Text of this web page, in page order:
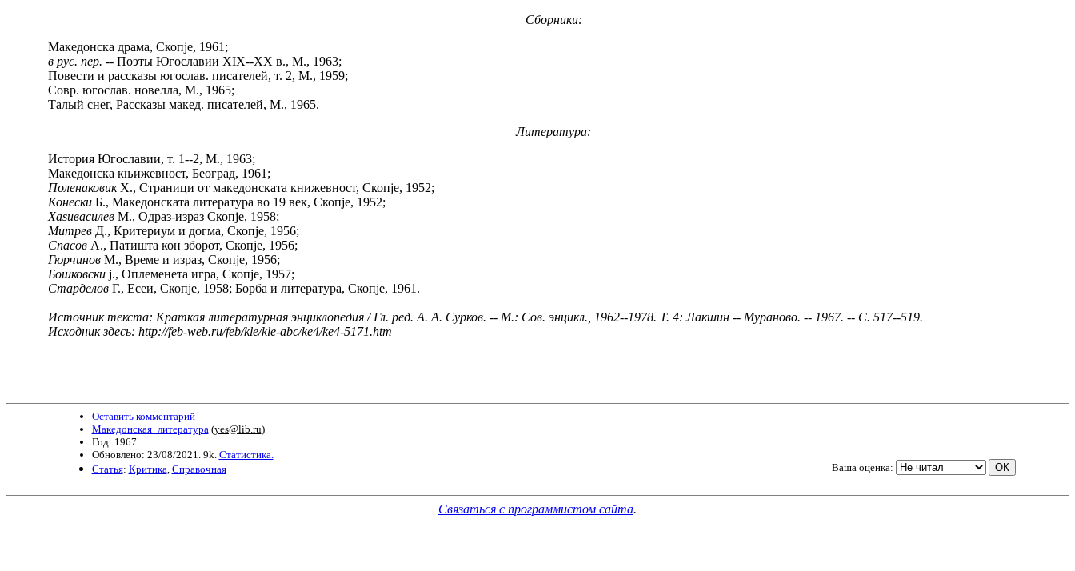
Сборники:
Македонска драма, Скопје, 1961;
в рус. пер. -- Поэты Югославии XIX--XX в., М., 1963;
Повести и рассказы югослав. писателей, т. 2, М., 1959;
Совр. югослав. новелла, М., 1965;
Талый снег, Рассказы макед. писателей, М., 1965.
Литература:
История Югославии, т. 1--2, М., 1963;
Македонска књижевност, Београд, 1961;
ПоленаковикХ., Страници от македонската книжевност, Скопје, 1952;
Конески Б., Македонската литература во 19 век, Скопје, 1952;
Хаsивасилев М., Одраз-израз Скопје, 1958;
Митрев Д., Критериум и догма, Скопје, 1956;
Спасов А., Патишта кон зборот, Скопје, 1956;
Гюрчинов М., Време и израз, Скопје, 1956;
Бошковски ј., Оплеменета игра, Скопје, 1957;
Старделов Г., Есеи, Скопје, 1958; Борба и литература, Скопје, 1961.
Источник текста: Краткая литературная энциклопедия / Гл. ред. А. А. Сурков. -- М.: Сов. энцикл., 1962--1978. Т. 4: Лакшин -- Мураново. -- 1967. -- С. 517--519.
Исходник здесь: http://feb-web.ru/feb/kle/kle-abc/ke4/ke4-5171.htm
Оставить комментарий
Македонская_литература (yes@lib.ru)
Год: 1967
Обновлено: 23/08/2021. 9k. Статистика.
Статья: Критика Справочная Ваша оценка:
Связаться с программистом сайта.